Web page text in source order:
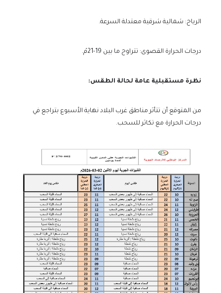
الرياح: شمالية شرقية معتدلة السرعة.
درجات الحرارة القصوى: تتراوح ما بين 19-21مْ.
نظرة مستقبلية عامة لحالة الطقس:
من المتوقع أن تتأثر مناطق غرب البلاد نهاية الأسبوع بتراجع في
درجات الحرارة مع تكاثر للسحب.